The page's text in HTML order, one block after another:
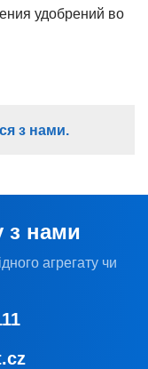
удобрений во
з нами.
з нами
агрегату чи